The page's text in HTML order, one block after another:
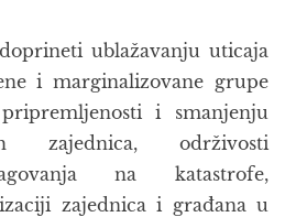
ublažavanju uticaja
i marginalizovane grupe
i smanjenju
zajednica, održivosti
na katastrofe,
zajednica i građana u